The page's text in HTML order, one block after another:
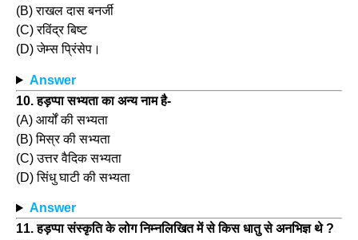
(B) राखल दास बनर्जी
(C) रविंद्र बिष्ट
(D) जेम्स प्रिंसेप।
Answer
10. हड़प्पा सभ्यता का अन्य नाम है-
(A) आर्यों की सभ्यता
(B) मिस्र की सभ्यता
(C) उत्तर वैदिक सभ्यता
(D) सिंधु घाटी की सभ्यता
Answer
11. हड़प्पा संस्कृति के लोग निम्नलिखित में से किस धातु से अनभिज्ञ थे ?